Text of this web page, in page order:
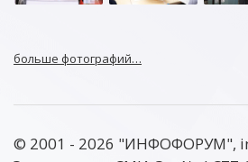
больше фотографий…
© 2001 - 2026 "ИНФОФОРУМ",